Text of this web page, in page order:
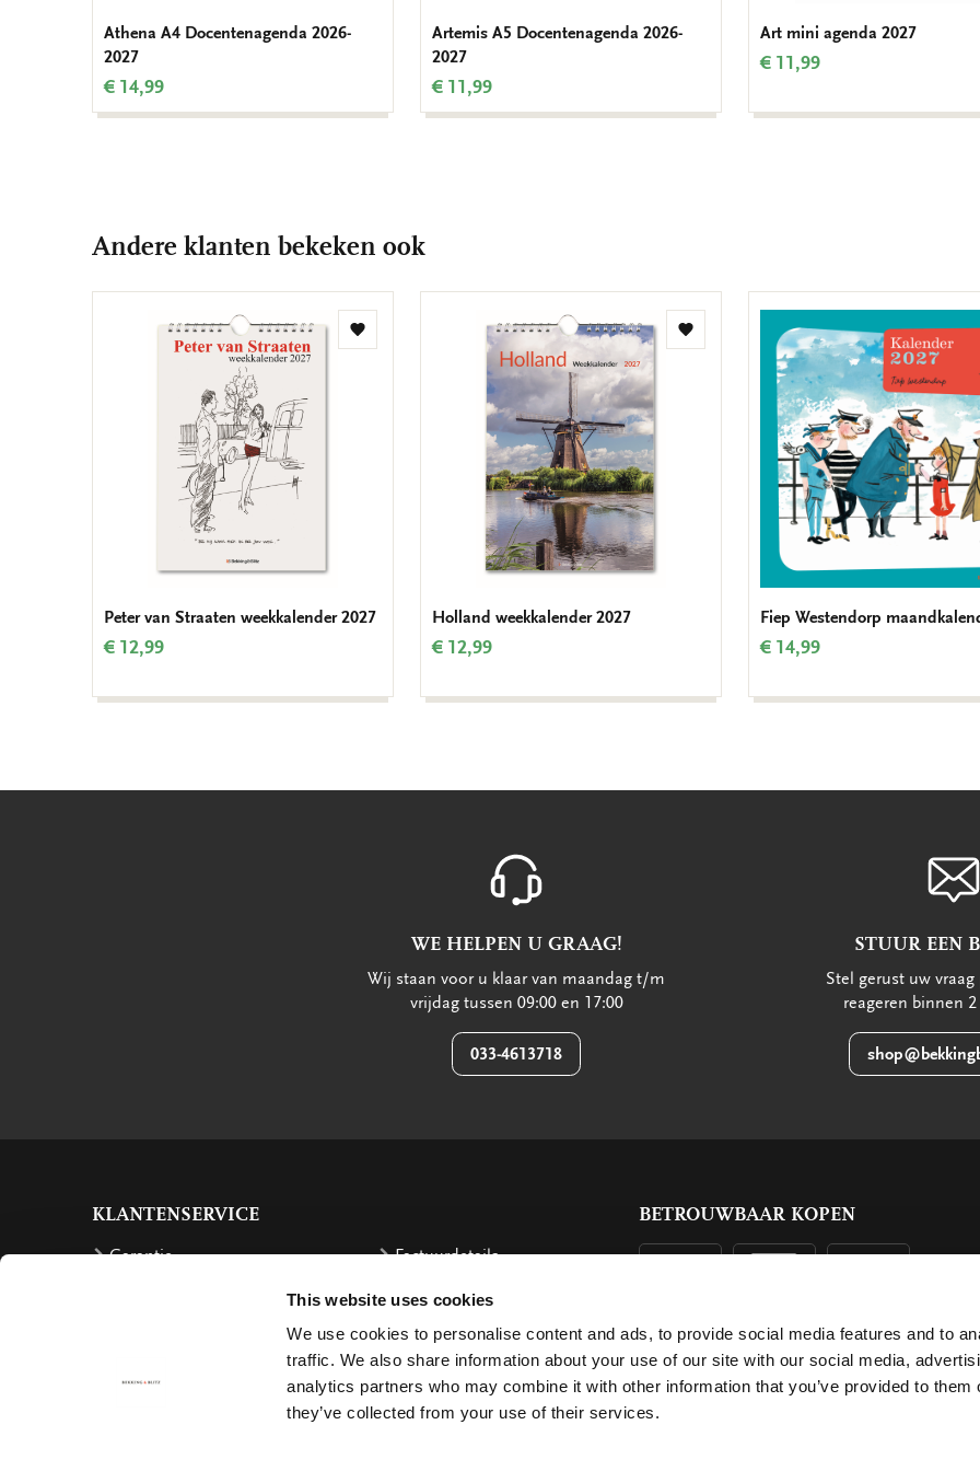
This website uses cookies
We use cookies to personalise content and ads, to provide social media features and to
traffic. We also share information about your use of our site with our social media,
analytics partners who may combine it with other information that you’ve provided to them
they’ve collected from your use of their services.
Athena A4 Docentenagenda 2026-
2027
€ 14,99
Artemis A5 Docentenagenda 2026-
2027
€ 11,99
Art mini agenda 2027
€ 11,99
Andere klanten bekeken ook
Toevoegen
Peter van Straaten weekkalender 2027
€ 12,99
Toevoegen
Holland weekkalender 2027
€ 12,99
Fiep Westendorp
€ 14,99
WE HELPEN U GRAAG!
Wij staan voor u klaar van maandag t/m
vrijdag tussen 09:00 en 17:00
033-4613718
STUUR EEN
Stel gerust uw
reageren binnen
KLANTENSERVICE
Garantie
Factuurdetails
Terugbetaling
Klachten
Annuleren
Contact
BETROUWBAAR KOPEN